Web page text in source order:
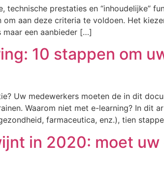
technische prestaties en “inhoudelijke”
aan deze criteria te voldoen. Het
een aanbieder […]
10 stappen om
Uw medewerkers moeten de in dit
Waarom niet met e-learning? In dit
farmaceutica, enz.), tien
in 2020: moet